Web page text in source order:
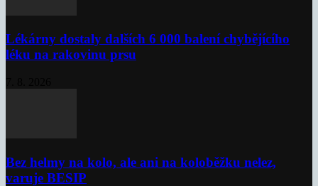
Lékárny dostaly dalších 6 000 balení chybějícího
léku na rakovinu prsu
Bez helmy na kolo, ale ani na koloběžku nelez,
varuje BESIP